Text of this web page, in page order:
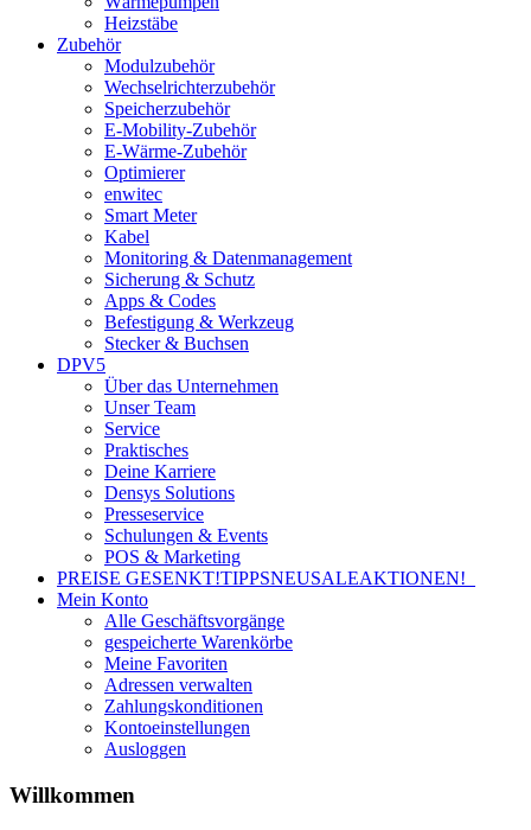
Heizstäbe
Zubehör
Modulzubehör
Wechselrichterzubehör
Speicherzubehör
E-Mobility-Zubehör
E-Wärme-Zubehör
Optimierer
enwitec
Smart Meter
Kabel
Monitoring & Datenmanagement
Sicherung & Schutz
Apps & Codes
Befestigung & Werkzeug
Stecker & Buchsen
DPV5
Über das Unternehmen
Unser Team
Service
Praktisches
Deine Karriere
Densys Solutions
Presseservice
Schulungen & Events
POS & Marketing
PREISE GESENKT!TIPPSNEUSALEAKTIONEN!
Mein Konto
Alle Geschäftsvorgänge
gespeicherte Warenkörbe
Meine Favoriten
Adressen verwalten
Zahlungskonditionen
Kontoeinstellungen
Ausloggen
Willkommen